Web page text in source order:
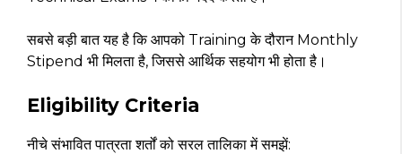
सबसे बड़ी बात यह है कि आपको Training के दौरान Monthly
Stipend भी मिलता है, जिससे आर्थिक सहयोग भी होता है।
Eligibility Criteria
नीचे संभावित पात्रता शर्तों को सरल तालिका में समझें: